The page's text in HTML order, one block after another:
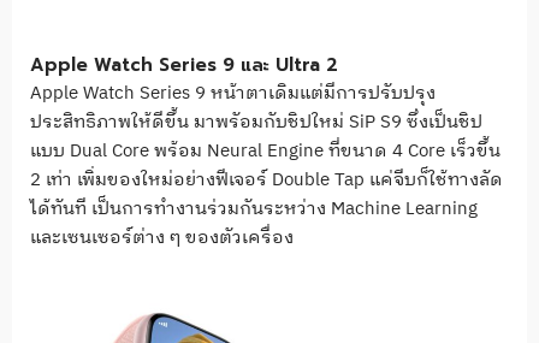
Apple Watch Series 9 และ Ultra 2
Apple Watch Series 9 หน้าตาเดิมแต่มีการปรับปรุง
ประสิทธิภาพให้ดีขึ้น มาพรัอมกับชิปใหม่ SiP S9 ซึ่งเป็นชิป
แบบ Dual Core พร้อม Neural Engine ที่ขนาด 4 Core เร็วขึ้น
2 เท่า เพิ่มของใหม่อย่างฟีเจอร์ Double Tap แค่จีบก็ใช้ทางลัด
ได้ทันที เป็นการทำงานร่วมกันระหว่าง Machine Learning
และเซนเซอร์ต่าง ๆ ของตัวเครื่อง